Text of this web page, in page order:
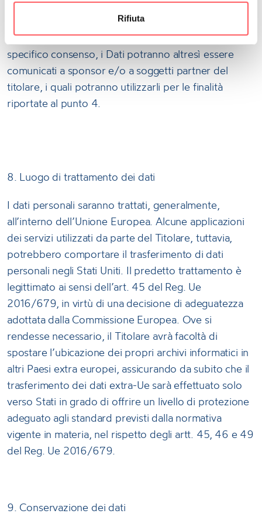
Rifiuta
nominati dal titolare (la lista completa di tali
responsabili è disponibile, su richiesta, presso il
Titolare), nei limiti delle finalità sopra esposte. Previo
specifico consenso, i Dati potranno altresì essere
comunicati a sponsor e/o a soggetti partner del
titolare, i quali potranno utilizzarli per le finalità
riportate al punto 4.
8. Luogo di trattamento dei dati
I dati personali saranno trattati, generalmente,
all’interno dell’Unione Europea. Alcune applicazioni
dei servizi utilizzati da parte del Titolare, tuttavia,
potrebbero comportare il trasferimento di dati
personali negli Stati Uniti. Il predetto trattamento è
legittimato ai sensi dell’art. 45 del Reg. Ue
2016/679, in virtù di una decisione di adeguatezza
adottata dalla Commissione Europea. Ove si
rendesse necessario, il Titolare avrà facoltà di
spostare l’ubicazione dei propri archivi informatici in
altri Paesi extra europei, assicurando da subito che il
trasferimento dei dati extra-Ue sarà effettuato solo
verso Stati in grado di offrire un livello di protezione
adeguato agli standard previsti dalla normativa
vigente in materia, nel rispetto degli artt. 45, 46 e 49
del Reg. Ue 2016/679.
9. Conservazione dei dati